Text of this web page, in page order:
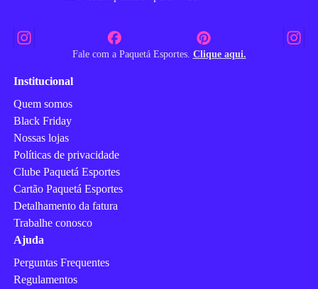
Fale com a Paquetá Esportes. Clique aqui.
Institucional
Quem somos
Black Friday
Nossas lojas
Políticas de privacidade
Clube Paquetá Esportes
Cartão Paquetá Esportes
Detalhamento da fatura
Trabalhe conosco
Ajuda
Perguntas Frequentes
Regulamentos